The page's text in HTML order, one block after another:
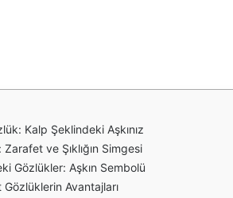
Kalp Şeklindeki Aşkınız
ve Şıklığın Simgesi
Gözlükler: Aşkın Sembolü
Avantajları